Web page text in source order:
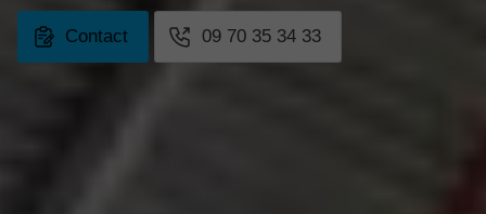
Contact 09 70 35 34 33